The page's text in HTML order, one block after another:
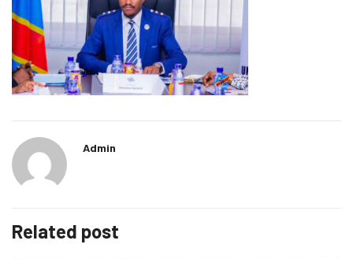
Admin
Related post